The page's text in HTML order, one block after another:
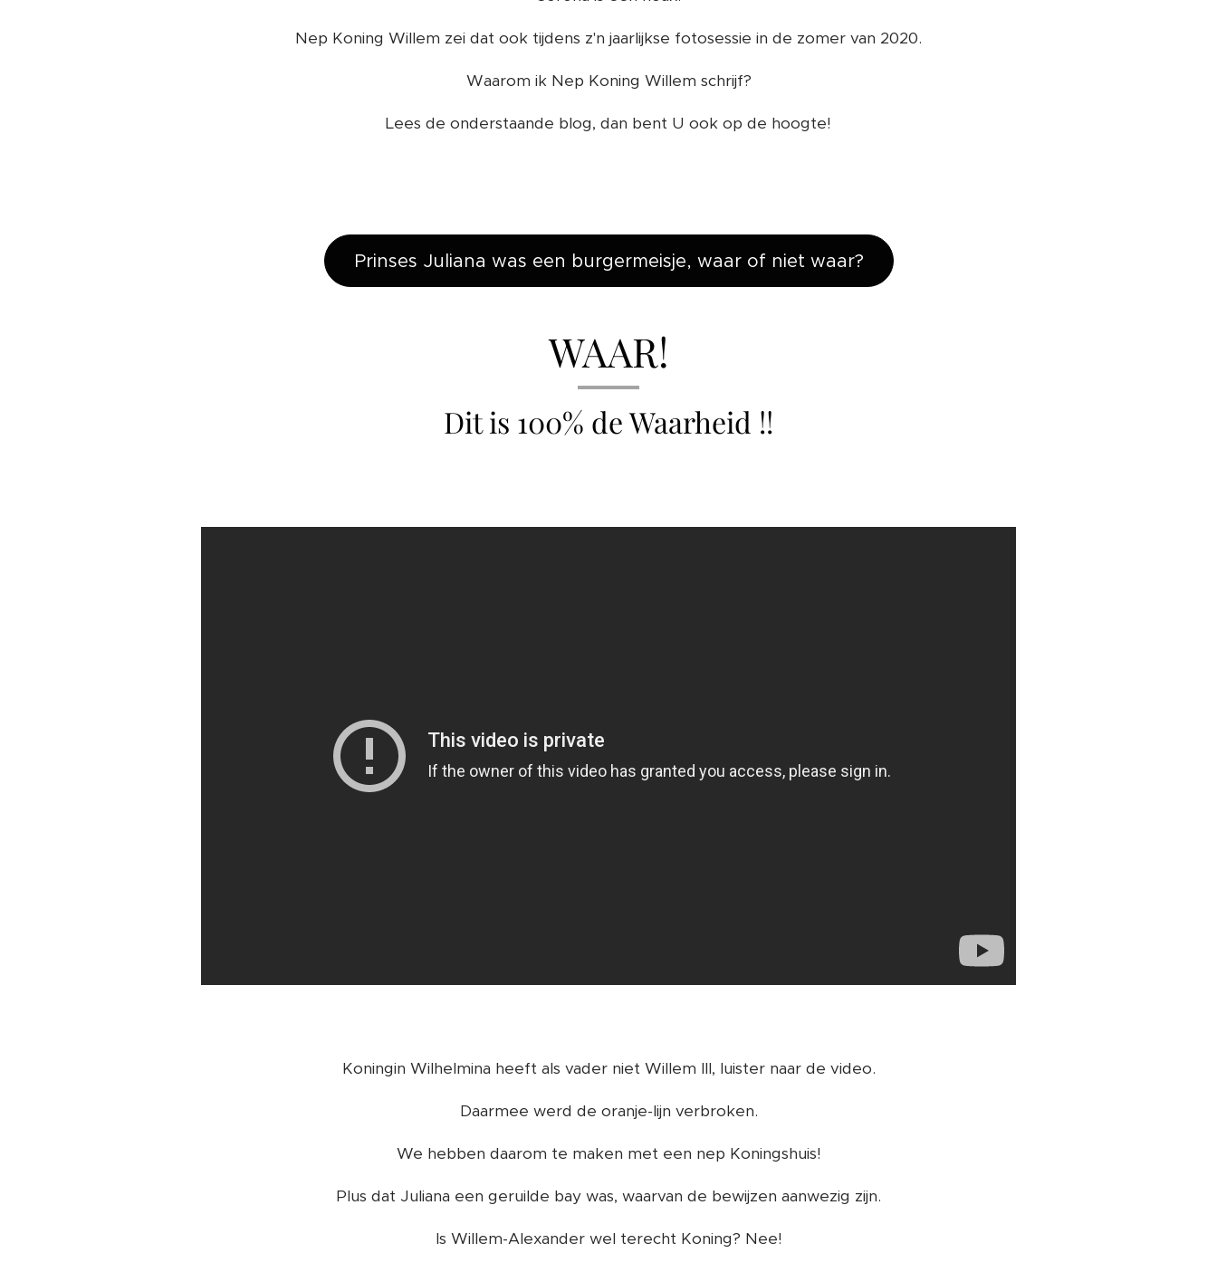
Nep Koning Willem zei dat ook tijdens z'n jaarlijkse fotosessie in de zomer van 2020.
Waarom ik Nep Koning Willem schrijf?
Lees de onderstaande blog, dan bent U ook op de hoogte!
Prinses Juliana was een burgermeisje, waar of niet waar?
WAAR!
Dit is 100% de Waarheid !!
Koningin Wilhelmina heeft als vader niet Willem III, luister naar de video.
Daarmee werd de oranje-lijn verbroken.
We hebben daarom te maken met een nep Koningshuis!
Plus dat Juliana een geruilde bay was, waarvan de bewijzen aanwezig zijn.
Is Willem-Alexander wel terecht Koning? Nee!